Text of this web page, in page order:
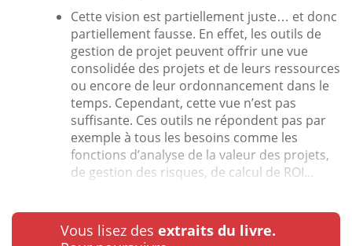
Cette vision est partiellement juste… et donc
partiellement fausse. En effet, les outils de
gestion de projet peuvent offrir une vue
consolidée des projets et de leurs ressources
ou encore de leur ordonnancement dans le
temps. Cependant, cette vue n’est pas
suffisante. Ces outils ne répondent pas par
exemple à tous les besoins comme les
fonctions d’analyse de la valeur des projets,
de gestion des risques, de calcul de ROI...
Vous lisez des extraits du livre.